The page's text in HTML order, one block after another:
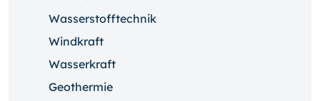
Wasserstofftechnik
Windkraft
Wasserkraft
Geothermie